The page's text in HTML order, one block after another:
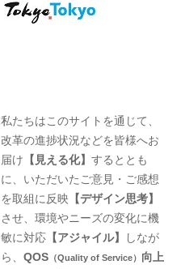
私たちはこのサイトを通じて、
改革の進捗状況などを皆様へお
届け 【見える化】するととも
に、いただいたご意見・ご感想
を取組に反映 【デザイン思考】
させ、環境やニーズの変化に機
敏に対応 【アジャイル】
しなが
ら、QOS （Quality of Service） 向上